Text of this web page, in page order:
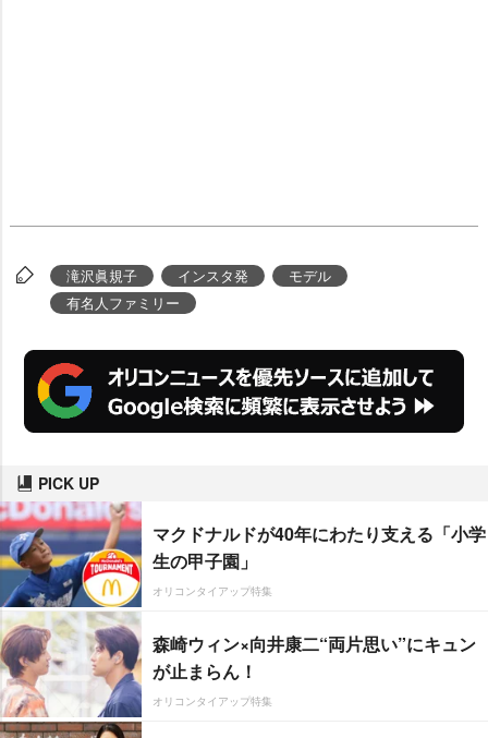
滝沢眞規子 インスタ発
モデル
有名人ファミリー
PICK UP
マクドナルドが40年にわたり支える「小学
生の甲子園」
オリコンタイアップ特集
森崎ウィン×向井康二“両片思い”にキュン
が止まらん！
オリコンタイアップ特集